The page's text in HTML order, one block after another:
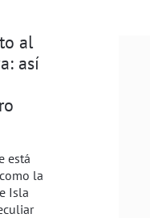
al
así
está
la
Isla